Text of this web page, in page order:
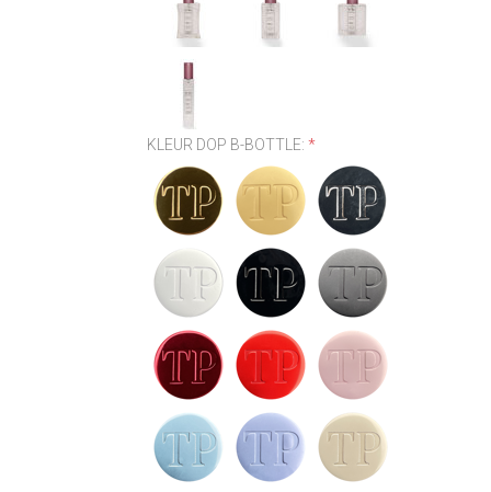
KLEUR DOP B-BOTTLE:*